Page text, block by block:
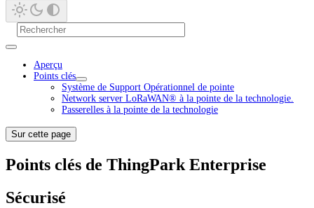
Aperçu
Points clés
Système de Support Opérationnel de pointe
Network server LoRaWAN® à la pointe de la technologie.
Passerelles à la pointe de la technologie
Sur cette page
Points clés de ThingPark Enterprise
Sécurisé